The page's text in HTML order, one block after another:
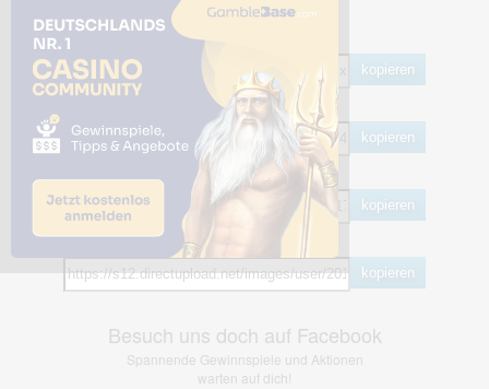
Share Links
kopieren
HTML
kopieren
BB Code
kopieren
kopieren
Besuch uns doch auf Facebook
Spannende Gewinnspiele und Aktionen
warten auf dich!